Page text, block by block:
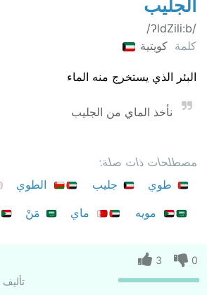
الجليب
/ʔldZili:b/
كلمة كويتية
البئر الذي يستخرج منه الماء
نأخذ الماي من الجليب
مصطلحات ذات صلة:
طوي
جليب الطوي
مويه
ماي مَنْ
0
3
تأليف